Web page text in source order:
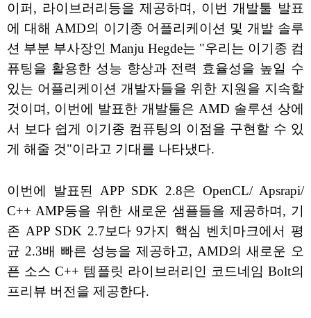
이퍼, 라이브러리등을 제공하며, 이번 개발툴 발표
에 대해 AMD의 이기종 어플리케이션 및 개발 솔루
션 부분 부사장인 Manju Hegde는 "우리는 이기종 컴
퓨팅을 활용한 성능 향상과 전력 효율성을 높일 수
있는 어플리케이션 개발자들을 위한 지원을 지속할
것이며, 이번에 발표한 개발툴은 AMD 솔루션 상에
서 보다 쉽게 이기종 컴퓨팅의 이점을 구현할 수 있
게 해줄 것"이라고 기대를 나타냈다.
이번에 발표된 APP SDK 2.8은 OpenCL/ Apsrapi/
C++ AMP등을 위한 새로운 샘플들을 제공하며, 기
존 APP SDK 2.7보다 9가지 핵심 벤치마크에서 평
균 2.3배 빠른 성능을 제공하고, AMD의 새로운 오
픈 소스 C++ 템플릿 라이브러리인 코드네임 Bolt의
프리뷰 버전을 제공한다.